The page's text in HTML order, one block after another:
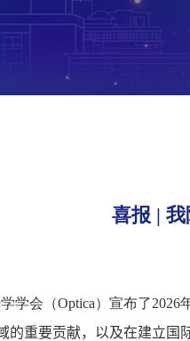
喜报 | 我
学会（Optica）宣布了2026
的重要贡献，以及在建立国